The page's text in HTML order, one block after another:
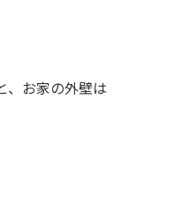
、お家の外壁は